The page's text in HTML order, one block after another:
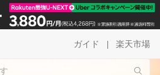
ガイド 楽天市場